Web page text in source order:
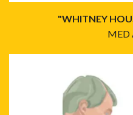
"WHITNEY
MED